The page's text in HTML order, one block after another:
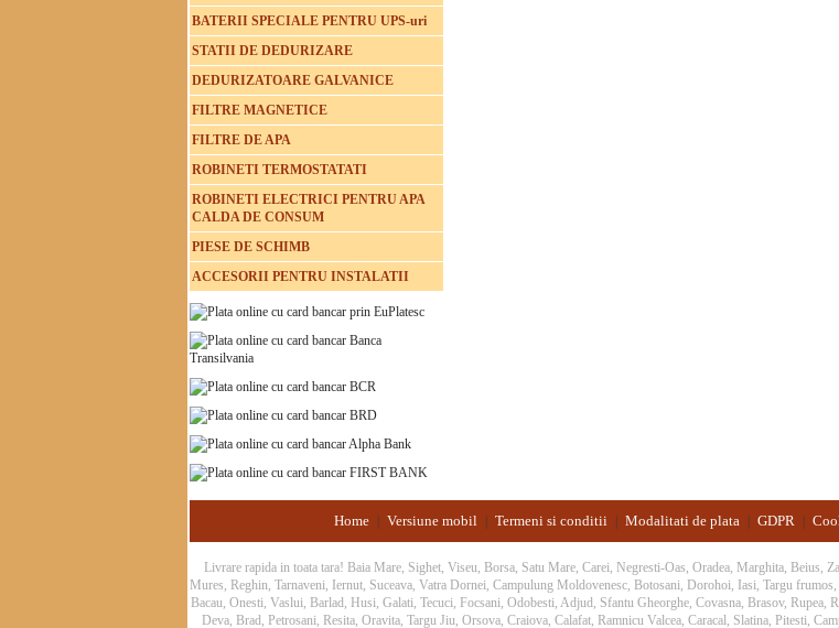
BATERII SPECIALE PENTRU UPS-uri
STATII DE DEDURIZARE
DEDURIZATOARE GALVANICE
FILTRE MAGNETICE
FILTRE DE APA
ROBINETI TERMOSTATATI
ROBINETI ELECTRICI PENTRU APA
CALDA DE CONSUM
PIESE DE SCHIMB
ACCESORII PENTRU INSTALATII
Home Versiune mobil Termeni si conditii Modalitati de plata GDPR
Livrare rapida in toata tara! Baia Mare, Sighet, Viseu, Borsa, Satu Mare, Carei, Negresti-Oas, Oradea, Marghita,
Mures, Reghin, Tarnaveni, Iernut, Suceava, Vatra Dornei, Campulung Moldovenesc, Botosani, Dorohoi, Iasi, Targu
Bacau, Onesti, Vaslui, Barlad, Husi, Galati, Tecuci, Focsani, Odobesti, Adjud, Sfantu Gheorghe, Covasna, Brasov,
Deva, Brad, Petrosani, Resita, Oravita, Targu Jiu, Orsova, Craiova, Calafat, Ramnicu Valcea, Caracal, Slatina, Pitesti,